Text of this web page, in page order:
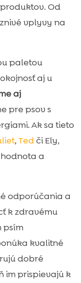
Od
vplyvy na
paletou
aj u
aj
pre psov s
Ak sa tieto
, Tedči Ely,
a
odporúčania a
k zdravému
psím
kvalitné
dobré
im prispievajú k